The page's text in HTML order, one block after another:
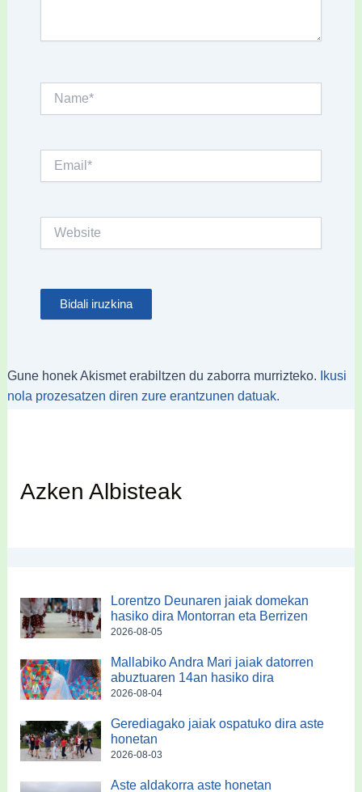
Name*
Gune honek Akismet erabiltzen du zaborra murrizteko.
Ikusi
nola prozesatzen diren zure erantzunen datuak.
Azken Albisteak
Lorentzo Deunaren jaiak domekan
hasiko dira Montorran eta Berrizen
2026-08-05
Mallabiko Andra Mari jaiak datorren
abuztuaren 14an hasiko dira
2026-08-04
Gerediagako jaiak ospatuko dira aste
honetan
2026-08-03
Aste aldakorra aste honetan